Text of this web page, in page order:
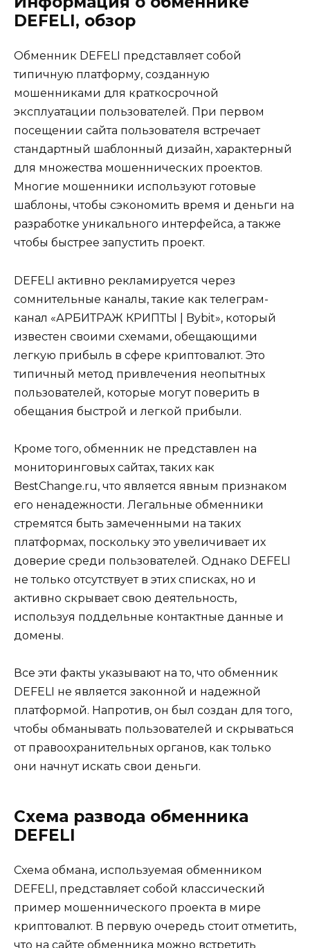
DEFELI, обзор
Обменник DEFELI представляет собой
типичную платформу, созданную
мошенниками для краткосрочной
эксплуатации пользователей. При первом
посещении сайта пользователя встречает
стандартный шаблонный дизайн, характерный
для множества мошеннических проектов.
Многие мошенники используют готовые
шаблоны, чтобы сэкономить время и деньги на
разработке уникального интерфейса, а также
чтобы быстрее запустить проект.
DEFELI активно рекламируется через
сомнительные каналы, такие как телеграм-
канал «АРБИТРАЖ КРИПТЫ | Bybit», который
известен своими схемами, обещающими
легкую прибыль в сфере криптовалют. Это
типичный метод привлечения неопытных
пользователей, которые могут поверить в
обещания быстрой и легкой прибыли.
Кроме того, обменник не представлен на
мониторинговых сайтах, таких как
BestChange.ru, что является явным признаком
его ненадежности. Легальные обменники
стремятся быть замеченными на таких
платформах, поскольку это увеличивает их
доверие среди пользователей. Однако DEFELI
не только отсутствует в этих списках, но и
активно скрывает свою деятельность,
используя поддельные контактные данные и
домены.
Все эти факты указывают на то, что обменник
DEFELI не является законной и надежной
платформой. Напротив, он был создан для того,
чтобы обманывать пользователей и скрываться
от правоохранительных органов, как только
они начнут искать свои деньги.
Схема развода обменника
DEFELI
Схема обмана, используемая обменником
DEFELI, представляет собой классический
пример мошеннического проекта в мире
криптовалют. В первую очередь стоит отметить,
что на сайте обменника можно встретить